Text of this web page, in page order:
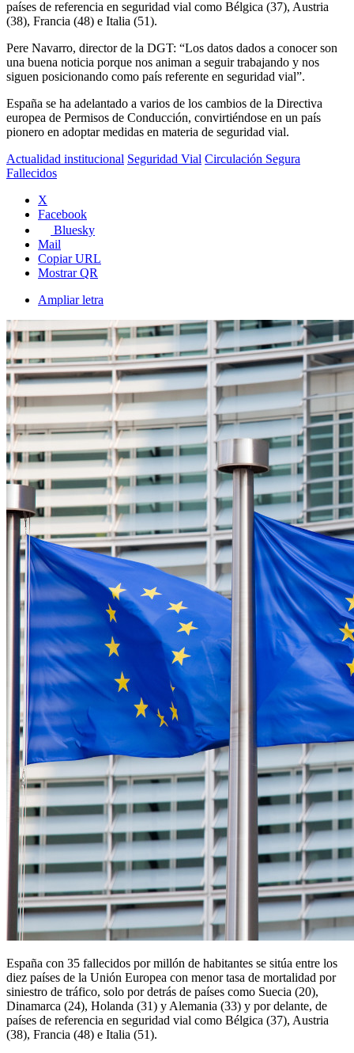
países de referencia en seguridad vial como Bélgica (37), Austria
(38), Francia (48) e Italia (51).
Pere Navarro, director de la DGT: “Los datos dados a conocer son
una buena noticia porque nos animan a seguir trabajando y nos
siguen posicionando como país referente en seguridad vial”.
España se ha adelantado a varios de los cambios de la Directiva
europea de Permisos de Conducción, convirtiéndose en un país
pionero en adoptar medidas en materia de seguridad vial.
Actualidad institucional Seguridad Vial Circulación Segura
Fallecidos
X
Facebook
Bluesky
Mail
Copiar URL
Mostrar QR
Ampliar letra
España con 35 fallecidos por millón de habitantes se sitúa entre los
diez países de la Unión Europea con menor tasa de mortalidad por
siniestro de tráfico, solo por detrás de países como Suecia (20),
Dinamarca (24), Holanda (31) y Alemania (33) y por delante, de
países de referencia en seguridad vial como Bélgica (37), Austria
(38), Francia (48) e Italia (51).